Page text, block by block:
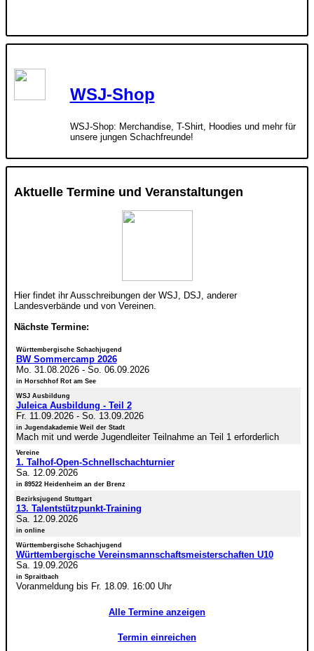
WSJ-Shop
WSJ-Shop: Merchandise, T-Shirt, Hoodies und mehr für
unsere jungen Schachfreunde!
Aktuelle Termine und Veranstaltungen
Hier findet ihr Ausschreibungen der WSJ, DSJ, anderer
Landesverbände und von Vereinen.
Nächste Termine:
Württembergische Schachjugend
BW Sommercamp 2026
Mo. 31.08.2026- So. 06.09.2026
in Horschhof Rot am See
WSJ Ausbildung
Juleica Ausbildung - Teil 2
Fr. 11.09.2026- So. 13.09.2026
in Jugendakademie Weil der Stadt
Mach mit und werde Jugendleiter Teilnahme an Teil 1 erforderlich
Vereine
1. Talhof-Open-Schnellschachturnier
Sa. 12.09.2026
in 89522 Heidenheim an der Brenz
Bezirksjugend Stuttgart
13. Talentstützpunkt-Training
Sa. 12.09.2026
in online
Württembergische Schachjugend
Württembergische Vereinsmannschaftsmeisterschaften U10
Sa. 19.09.2026
in Spraitbach
Voranmeldung bis Fr. 18.09. 16:00 Uhr
Alle Termine anzeigen
Termin einreichen